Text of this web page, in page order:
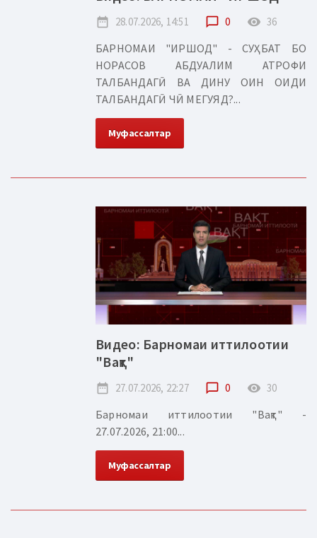
date_range 28.07.2026, 14:51 chat_bubble_outline 0 remove_red_eye 36
БАРНОМАИ "ИРШОД" - СУҲБАТ БО
НОРАСОВ АБДУАЛИМ АТРОФИ
ТАЛБАНДАГӢ ВА ДИНУ ОИН ОИДИ
ТАЛБАНДАГӢ ЧӢ МЕГУЯД?...
Муфассалтар
Видео: Барномаи иттилоотии
"Вақт"
date_range 27.07.2026, 22:27 chat_bubble_outline 0 remove_red_eye 30
Барномаи иттилоотии "Вақт" -
27.07.2026, 21:00...
Муфассалтар